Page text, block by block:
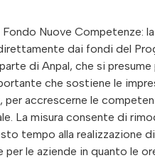
Nuove Competenze:
dai fondi del
di Anpal, che si
che sostiene le
per accrescerne le
La misura consente di
tempo alla realizzazione
per le aziende in quanto le